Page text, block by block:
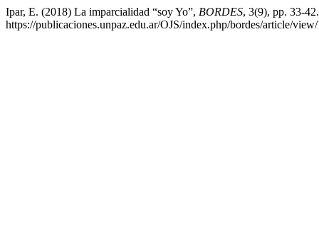
Ipar, E. (2018) La imparcialidad “soy Yo”, BORDES, 3(9), pp. 33-
https://publicaciones.unpaz.edu.ar/OJS/index.php/bordes/article/